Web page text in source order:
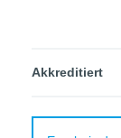
Akkreditiert